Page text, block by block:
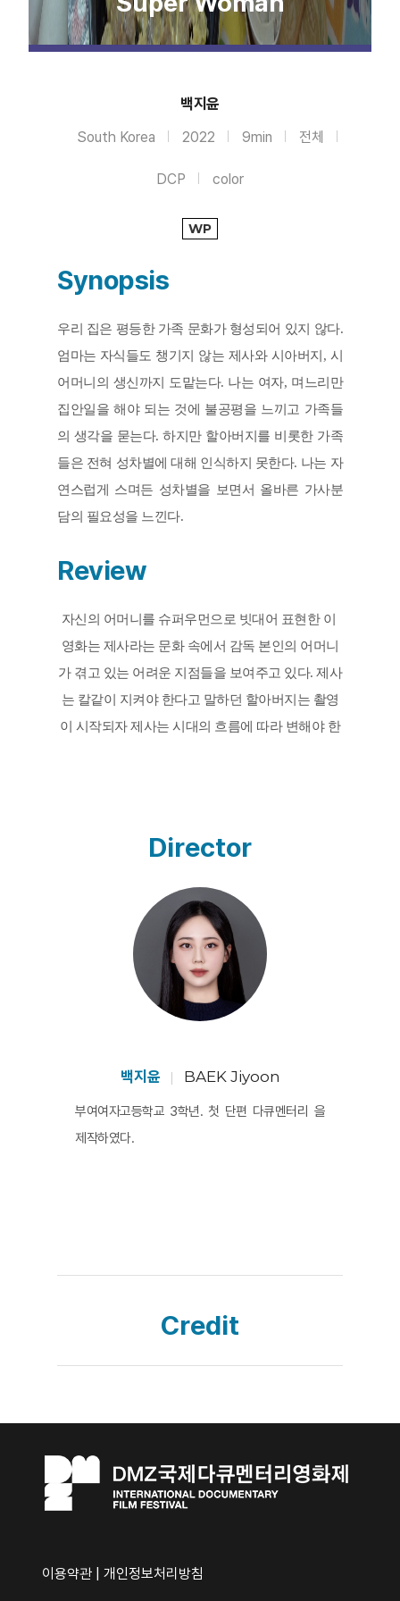
백지윤
South Korea 2022 9min 전체
DCP color
WP
Synopsis
우리 집은 평등한 가족 문화가 형성되어 있지 않다.
엄마는 자식들도 챙기지 않는 제사와 시아버지, 시
어머니의 생신까지 도맡는다. 나는 여자, 며느리만
집안일을 해야 되는 것에 불공평을 느끼고 가족들
의 생각을 묻는다. 하지만 할아버지를 비롯한 가족
들은 전혀 성차별에 대해 인식하지 못한다. 나는 자
연스럽게 스며든 성차별을 보면서 올바른 가사분
담의 필요성을 느낀다.
Review
자신의 어머니를 슈퍼우먼으로 빗대어 표현한 이
영화는 제사라는 문화 속에서 감독 본인의 어머니
가 겪고 있는 어려운 지점들을 보여주고 있다. 제사
는 칼같이 지켜야 한다고 말하던 할아버지는 촬영
이 시작되자 제사는 시대의 흐름에 따라 변해야 한
라지고, 제사의 풍경을 오랜 시간 동안 보여준다.
조용히 제사 음식을 먹고 있는 남성들과 부엌에서
분주히 움직여야 하는 여성들의 모습들, 정성스럽
게 만들어진 음식과 제사라는 문화가 우리에게 남
긴 것들은 무엇일지 고민하게 만든다.
Director
백지윤 BAEK Jiyoon
부여여자고등학교 3학년. 첫 단편 다큐멘터리 을
제작하였다.
Credit
이용약관 개인정보처리방침